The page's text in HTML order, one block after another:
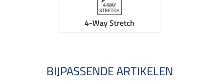
4-Way Stretch
BIJPASSENDE ARTIKELEN